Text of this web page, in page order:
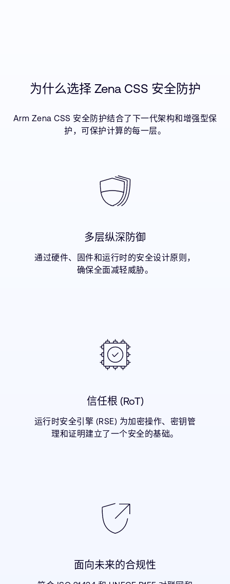
为什么选择 Zena CSS 安全防护
Arm Zena CSS 安全防护结合了下一代架构和增强型保
护，可保护计算的每一层。
多层纵深防御
通过硬件、固件和运行时的安全设计原则，
确保全面减轻威胁。
信任根 (RoT)
运行时安全引擎 (RSE) 为加密操作、密钥管
理和证明建立了一个安全的基础。
面向未来的合规性